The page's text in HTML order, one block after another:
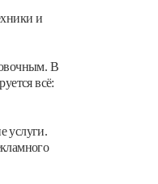
и
В
всё:
услуги.